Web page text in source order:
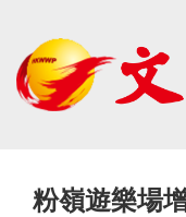
粉嶺遊樂場